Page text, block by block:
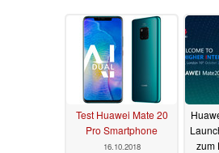
Test Huawei Mate 20
Pro Smartphone
16.10.2018
zum